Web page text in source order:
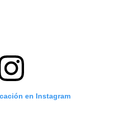
en Instagram